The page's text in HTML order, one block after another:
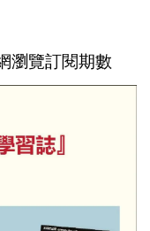
瀏覽訂閱期數